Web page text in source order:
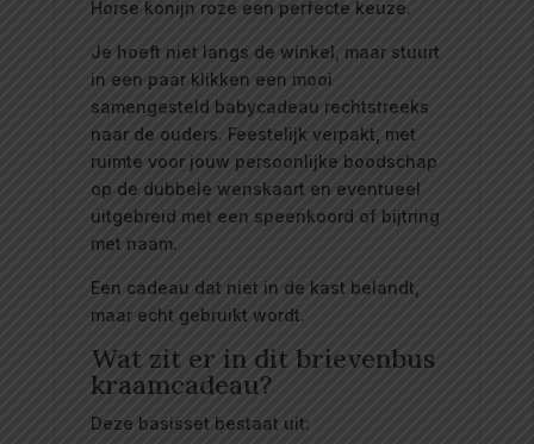
Horse konijn roze een perfecte keuze.
Je hoeft niet langs de winkel, maar stuurt
in een paar klikken een mooi
samengesteld babycadeau rechtstreeks
naar de ouders. Feestelijk verpakt, met
ruimte voor jouw persoonlijke boodschap
op de dubbele wenskaart en eventueel
uitgebreid met een speenkoord of bijtring
met naam.
Een cadeau dat niet in de kast belandt,
maar echt gebruikt wordt.
Wat zit er in dit brievenbus
kraamcadeau?
Deze basisset bestaat uit: